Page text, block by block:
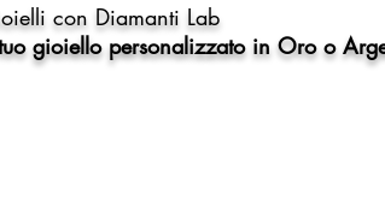
con Diamanti Lab
gioiello personalizzato in Oro o